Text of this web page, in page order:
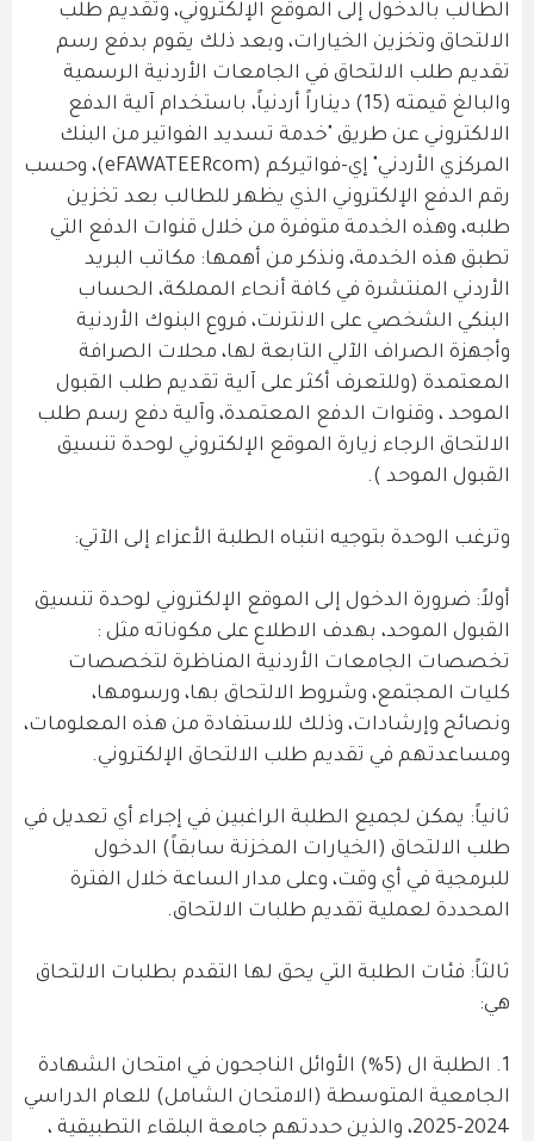
الطالب بالدخول إلى الموقع الإلكتروني، وتقديم طلب
الالتحاق وتخزين الخيارات، وبعد ذلك يقوم بدفع رسم
تقديم طلب الالتحاق في الجامعات الأردنية الرسمية
والبالغ قيمته (15) ديناراً أردنياً، باستخدام آلية الدفع
الالكتروني عن طريق "خدمة تسديد الفواتير من البنك
المركزي الأردني" إي-فواتيركم (eFAWATEERcom)، وحسب
رقم الدفع الإلكتروني الذي يظهر للطالب بعد تخزين
طلبه، وهذه الخدمة متوفرة من خلال قنوات الدفع التي
تطبق هذه الخدمة، ونذكر من أهمها: مكاتب البريد
الأردني المنتشرة في كافة أنحاء المملكة، الحساب
البنكي الشخصي على الانترنت، فروع البنوك الأردنية
وأجهزة الصراف الآلي التابعة لها، محلات الصرافة
المعتمدة (وللتعرف أكثر على آلية تقديم طلب القبول
الموحد ، وقنوات الدفع المعتمدة، وآلية دفع رسم طلب
الالتحاق الرجاء زيارة الموقع الإلكتروني لوحدة تنسيق
القبول الموحد ).
وترغب الوحدة بتوجيه انتباه الطلبة الأعزاء إلى الآتي:
أولاً: ضرورة الدخول إلى الموقع الإلكتروني لوحدة تنسيق
القبول الموحد، بهدف الاطلاع على مكوناته مثل :
تخصصات الجامعات الأردنية المناظرة لتخصصات
كليات المجتمع، وشروط الالتحاق بها، ورسومها،
ونصائح وإرشادات، وذلك للاستفادة من هذه المعلومات،
ومساعدتهم في تقديم طلب الالتحاق الإلكتروني.
ثانياً: يمكن لجميع الطلبة الراغبين في إجراء أي تعديل في
طلب الالتحاق (الخيارات المخزنة سابقاً) الدخول
للبرمجية في أي وقت، وعلى مدار الساعة خلال الفترة
المحددة لعملية تقديم طلبات الالتحاق.
ثالثاً: فئات الطلبة التي يحق لها التقدم بطلبات الالتحاق
هي:
1. الطلبة ال (5%) الأوائل الناجحون في امتحان الشهادة
الجامعية المتوسطة (الامتحان الشامل) للعام الدراسي
2024-2025، والذين حددتهم جامعة البلقاء التطبيقية ،